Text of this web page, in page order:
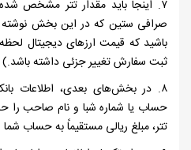
۷. اینجا باید مقدار تتر مشخص شده را به آدرس کیف پول
صرافی ستین که در این بخش نوشته
باشید که قیمت ارزهای دیجیتال
ثبت سفارش تغییر جزئی داشته باشد.)
۸. در بخش‌های بعدی، اطلاعات
حساب یا شماره شبا و نام صاحب را
تتر، مبلغ ریالی مستقیماً به حساب شما